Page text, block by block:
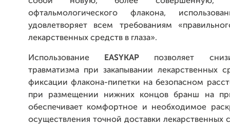
офтальмологического флакона,
удовлетворяет всем требованиям
лекарственных средств в глаза».
Использование EASYKAP позволяет
травматизма при закапывании лекарственных
фиксации флакона-пипетки на безопасном
при размещении нижних концов бранш на
обеспечивает комфортное и необходимое
осуществления точной доставки лекарственных